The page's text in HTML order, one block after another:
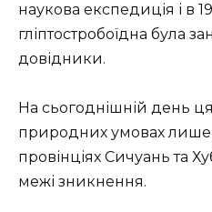
наукова експедиція і в
гліптостробоїдна була
довідники.
На сьогоднішній день
природних умовах лише
провінціях Сичуань та
межі зникнення.